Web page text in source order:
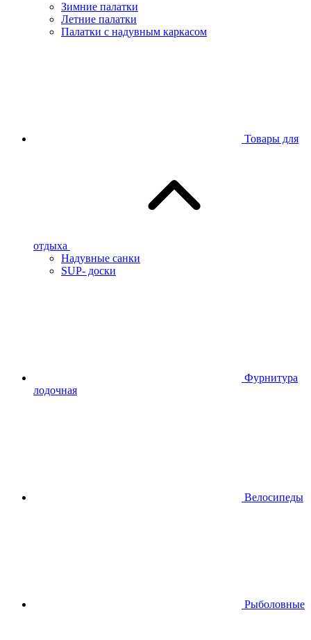
Зимние палатки
Летние палатки
Палатки с надувным каркасом
Товары для
отдыха
Надувные санки
SUP- доски
Фурнитура
лодочная
Велосипеды
Рыболовные